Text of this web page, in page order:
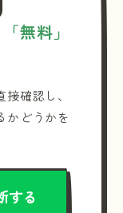
無料」
確認し、
かどうかを
する